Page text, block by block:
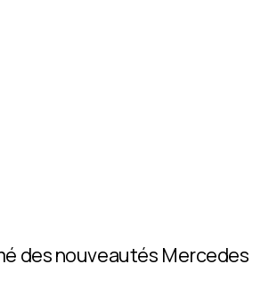
des nouveautés Mercedes